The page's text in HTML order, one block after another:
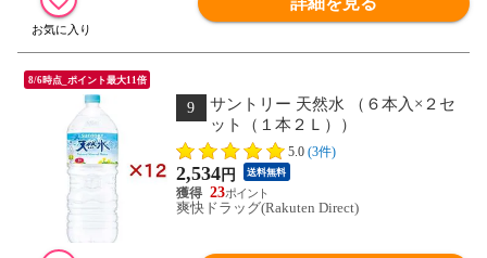
8/6時点_ポイント最大11倍
9
サントリー 天然水 （６本入×２セ
ット（１本２Ｌ））
5.0 (3件)
2,534円 送料無料
23
爽快ドラッグ(Rakuten Direct)